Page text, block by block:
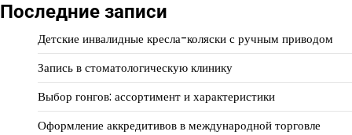
Последние записи
Детские инвалидные кресла-коляски с ручным приводом
Запись в стоматологическую клинику
Выбор гонгов: ассортимент и характеристики
Оформление аккредитивов в международной торговле